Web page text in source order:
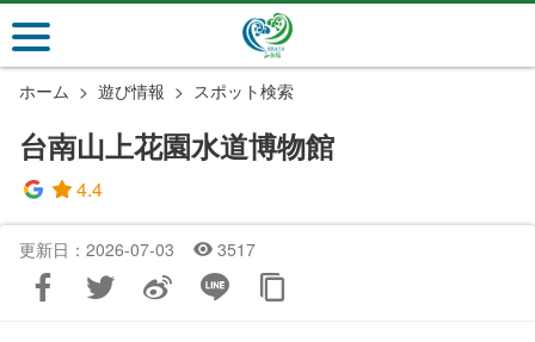
メ
イ
ン
ホーム 遊び情報 スポット検索
台南山上花園水道博物館
4.4
更新日：2026-07-03 3517